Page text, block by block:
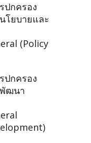
ปกครอง
โยบายและ
(Policy
ปกครอง
ฒนา